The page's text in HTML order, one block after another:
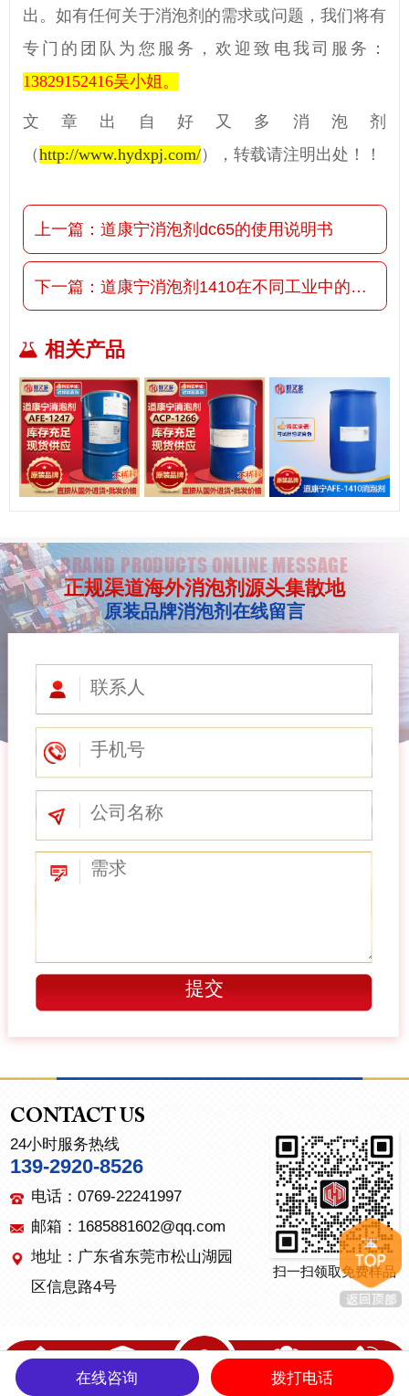
出。如有任何关于消泡剂的需求或问题，我们将有
专门的团队为您服务，欢迎致电我司服务：
13829152416吴小姐。
文章出自好又多消泡剂
（http://www.hydxpj.com/） ，转载请注明出处！！
上一篇： 道康宁消泡剂dc65的使用说明书
下一篇： 道康宁消泡剂1410在不同工业中的运用特点
相关产品
BRAND PRODUCTS ONLINE MESSAGE
正规渠道海外消泡剂源头集散地
原装品牌消泡剂在线留言
CONTACT US
24小时服务热线
139-2920-8526
电话：0769-22241997
邮箱：1685881602@qq.com
地址：广东省东莞市松山湖园
区信息路4号
扫一扫领取免费样品
产品中心 关于我们 联系我们
在线咨询 拨打电话